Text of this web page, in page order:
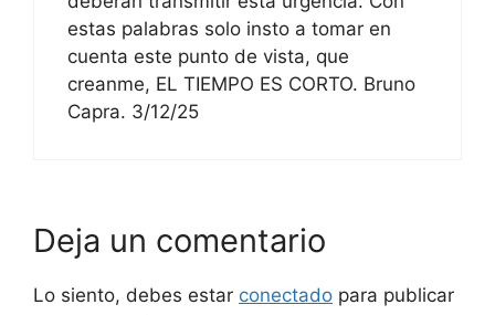
estas palabras solo insto a tomar en
cuenta este punto de vista, que
creanme, EL TIEMPO ES CORTO. Bruno
Capra. 3/12/25
Deja un comentario
Lo siento, debes estar conectado para publicar